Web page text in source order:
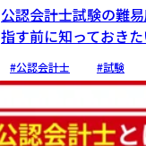
公認会計士試験の難
指す前に知っておき
#公認会計士 #試験